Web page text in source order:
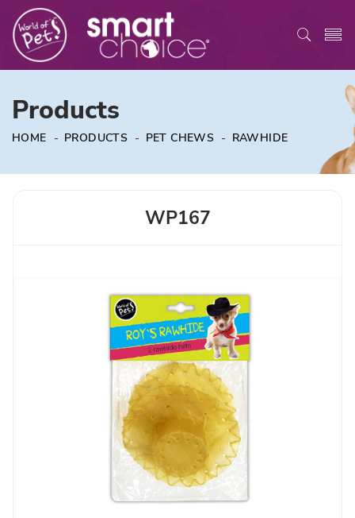
Products
HOME - PRODUCTS - PET CHEWS - RAWHIDE
WP167